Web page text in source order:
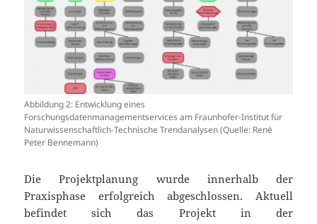
Abbildung 2: Entwicklung eines
Forschungsdatenmanagementservices am Fraunhofer-Institut für
Naturwissenschaftlich-Technische Trendanalysen (Quelle: René
Peter Bennemann)
Die Projektplanung wurde innerhalb der
Praxisphase erfolgreich abgeschlossen. Aktuell
befindet sich das Projekt in der